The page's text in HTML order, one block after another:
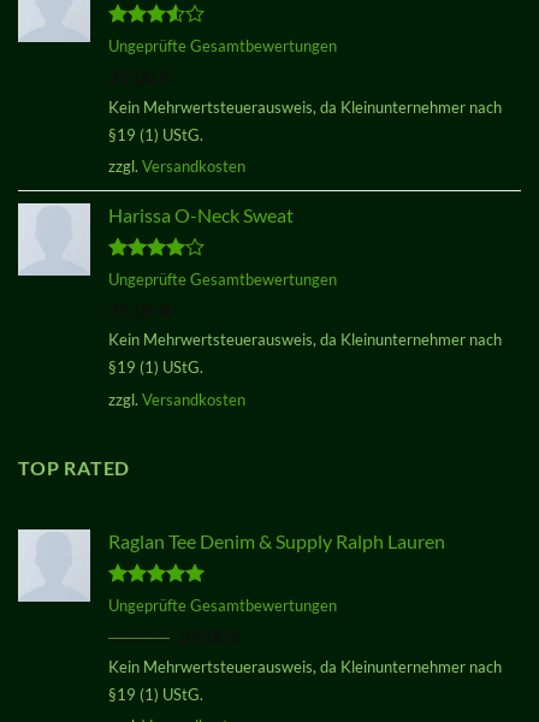
Bewertet
Ungeprüfte Gesamtbewertungen
Kein Mehrwertsteuerausweis, da Kleinunternehmer nach
§19 (1) UStG.
zzgl. Versandkosten
Harissa O-Neck Sweat
Bewertet
Ungeprüfte Gesamtbewertungen
Kein Mehrwertsteuerausweis, da Kleinunternehmer nach
§19 (1) UStG.
zzgl. Versandkosten
TOP RATED
Raglan Tee Denim & Supply Ralph Lauren
Bewertet
von 5
Ungeprüfte Gesamtbewertungen
29,00€
Preis
war:
Preis
Kein Mehrwertsteuerausweis, da Kleinunternehmer nach
§19 (1) UStG.